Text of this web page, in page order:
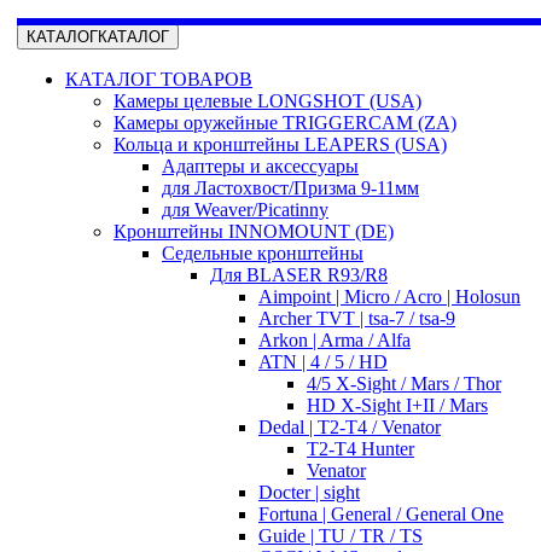
КАТАЛОГКАТАЛОГ
КАТАЛОГ ТОВАРОВ
Камеры целевые LONGSHOT (USA)
Камеры оружейные TRIGGERCAM (ZA)
Кольца и кронштейны LEAPERS (USA)
Адаптеры и аксессуары
для Ластохвост/Призма 9-11мм
для Weaver/Picatinny
Кронштейны INNOMOUNT (DE)
Седельные кронштейны
Для BLASER R93/R8
Aimpoint | Micro / Acro | Holosun
Archer TVT | tsa-7 / tsa-9
Arkon | Arma / Alfa
ATN | 4 / 5 / HD
4/5 X-Sight / Mars / Thor
HD X-Sight I+II / Mars
Dedal | T2-T4 / Venator
T2-T4 Hunter
Venator
Docter | sight
Fortuna | General / General One
Guide | TU / TR / TS